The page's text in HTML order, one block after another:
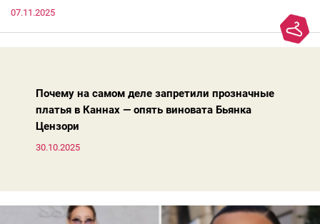
моды. Вовсе нет.Проблема в том, что сама мода сделала шаг
07.11.2025
Почему на самом деле запретили прозначные
платья в Каннах — опять виновата Бьянка
Цензори
30.10.2025